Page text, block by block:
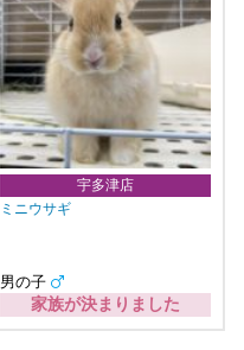
宇多津店
ミニウサギ
男の子
家族が決まりました